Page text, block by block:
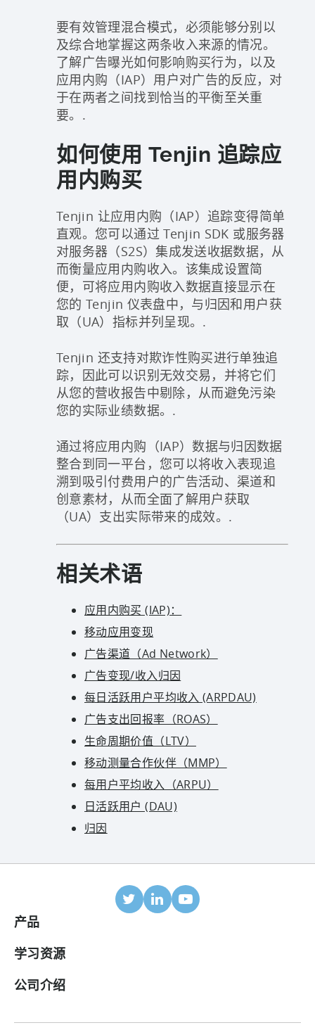
要有效管理混合模式，必须能够分别以
及综合地掌握这两条收入来源的情况。
了解广告曝光如何影响购买行为，以及
应用内购（IAP）用户对广告的反应，对
于在两者之间找到恰当的平衡至关重
要。.
如何使用 Tenjin 追踪应
用内购买
Tenjin 让应用内购（IAP）追踪变得简单
直观。您可以通过 Tenjin SDK 或服务器
对服务器（S2S）集成发送收据数据，从
而衡量应用内购收入。该集成设置简
便，可将应用内购收入数据直接显示在
您的 Tenjin 仪表盘中，与归因和用户获
取（UA）指标并列呈现。.
Tenjin 还支持对欺诈性购买进行单独追
踪，因此可以识别无效交易，并将它们
从您的营收报告中剔除，从而避免污染
您的实际业绩数据。.
通过将应用内购（IAP）数据与归因数据
整合到同一平台，您可以将收入表现追
溯到吸引付费用户的广告活动、渠道和
创意素材，从而全面了解用户获取
（UA）支出实际带来的成效。.
相关术语
应用内购买 (IAP)：
移动应用变现
广告渠道（Ad Network）
广告变现/收入归因
每日活跃用户平均收入 (ARPDAU)
广告支出回报率（ROAS）
生命周期价值（LTV）
移动测量合作伙伴（MMP）
每用户平均收入（ARPU）
日活跃用户 (DAU)
归因
产品
移动归因
合作伙伴
学习资源
博客
公司介绍